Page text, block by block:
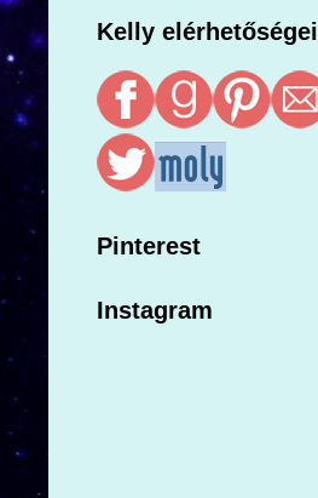
Kelly elérhetőségei
Pinterest
Instagram